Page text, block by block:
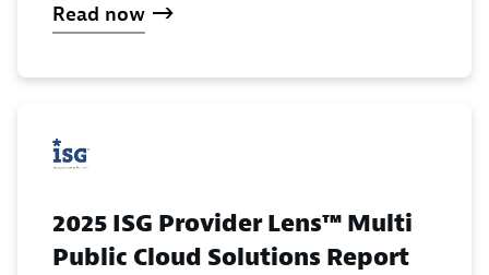
Read now
2025 ISG Provider Lens™ Multi
Public Cloud Solutions Report